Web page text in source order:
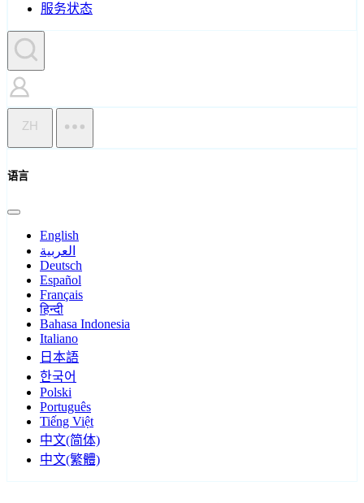
服务状态
ZH
语言
English
العربية
Deutsch
Español
Français
हिन्दी
Bahasa Indonesia
Italiano
日本語
한국어
Polski
Português
Tiếng Việt
中文(简体)
中文(繁體)